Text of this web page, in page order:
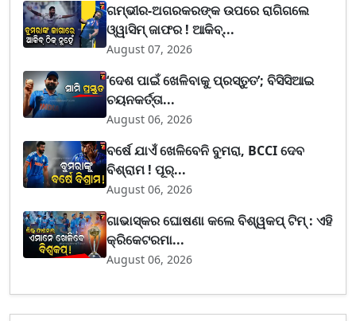
ଗମ୍ଭୀର-ଅଗରକରଙ୍କ ଉପରେ ରାଗିଗଲେ
ଓ୍ୱାସିମ୍ ଜାଫର ! ଆକିବ୍...
August 07, 2026
‘ଦେଶ ପାଇଁ ଖେଳିବାକୁ ପ୍ରସ୍ତୁତ’; ବିସିସିଆଇ
ଚୟନକର୍ତ୍ତା...
August 06, 2026
ବର୍ଷେ ଯାଏଁ ଖେଳିବେନି ବୁମରା, BCCI ଦେବ
ବିଶ୍ରାମ ! ପୂର୍...
August 06, 2026
ଗାଭାସ୍କର ଘୋଷଣା କଲେ ବିଶ୍ୱକପ୍ ଟିମ୍ : ଏହି
କ୍ରିକେଟରମା...
August 06, 2026